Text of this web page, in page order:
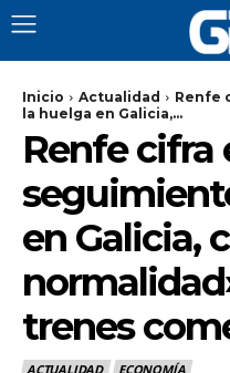
Inicio Actualidad
Renfe
la huelga en Galicia,...
Renfe cifra
en Galicia,
trenes
ACTUALIDAD ECONOMÍA